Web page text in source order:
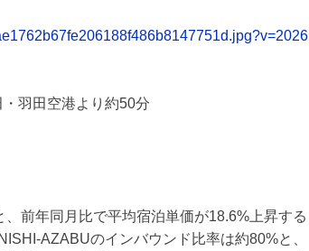
羽田空港より約50分
前年同月比で平均宿泊単価が18.6%上昇する
AZABUのインバウンド比率は約80%と、